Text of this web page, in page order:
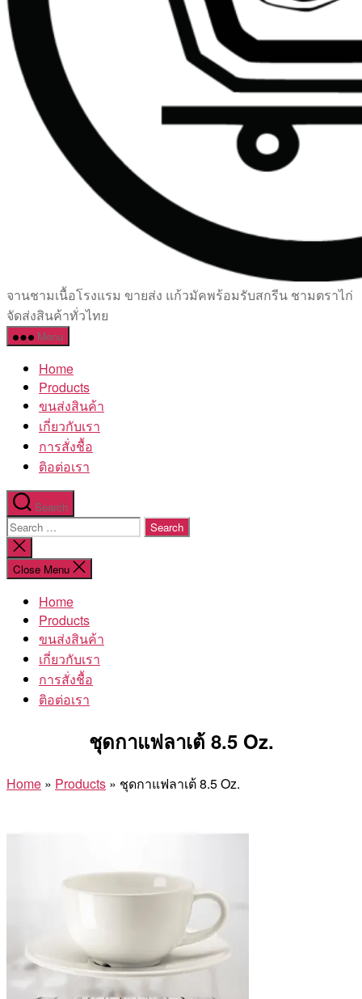
เซรามิค
ครบ
ครัน
โรงงาน
จานชามเนื้อโรงแรม ขายส่ง แก้วมัคพร้อมรับสกรีน ชามตราไก่
จัดส่งสินค้าทั่วไทย
Menu
Home
Products
ขนส่งสินค้า
เกี่ยวกับเรา
การสั่งชื้อ
ติอต่อเรา
Search
Search
for:
Close
search
Close Menu
Home
Products
ขนส่งสินค้า
เกี่ยวกับเรา
การสั่งชื้อ
ติอต่อเรา
ชุดกาแฟลาเต้ 8.5 Oz.
Home » Products » ชุดกาแฟลาเต้ 8.5 Oz.